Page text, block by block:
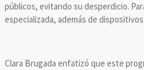
públicos, evitando su desperdicio.
especializada, además de
Clara Brugada enfatizó que este